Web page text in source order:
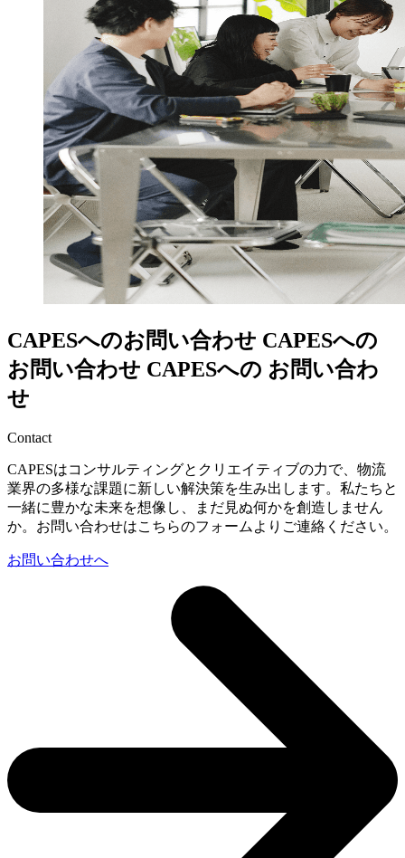
CAPESへのお問い合わせ CAPESへの
お問い合わせ CAPESへの お問い合わ
せ
Contact
CAPESはコンサルティングとクリエイティブの力で、物流
業界の多様な課題に新しい解決策を生み出します。私たちと
一緒に豊かな未来を想像し、まだ見ぬ何かを創造しません
か。お問い合わせはこちらのフォームよりご連絡ください。
お問い合わせへ